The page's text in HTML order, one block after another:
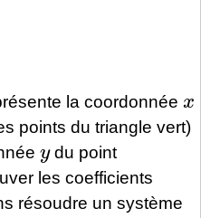
la coordonnée
points du triangle vert)
y
du point
les coefficients
résoudre un système